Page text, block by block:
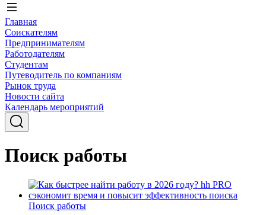
Главная
Соискателям
Предпринимателям
Работодателям
Студентам
Путеводитель по компаниям
Рынок труда
Новости сайта
Календарь мероприятий
Поиск работы
Поиск работы